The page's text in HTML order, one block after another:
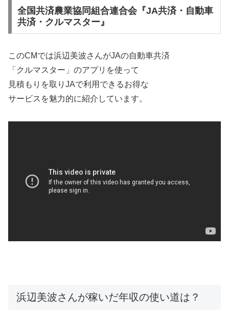
全国共済農業協同組合連合会『JA共済・自動車
共済・クルマスター』
このCMでは浜辺 美波さんがJAの自動車共済
「クルマスター」のアプリを使って
見積もりを取りJAで利用できるお得な
サービスを魅力的に紹介しています。
浜辺美波さんが稼いだ年収の使い道は？